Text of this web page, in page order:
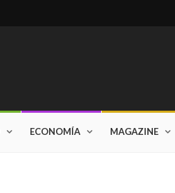
ECONOMÍA MAGAZINE